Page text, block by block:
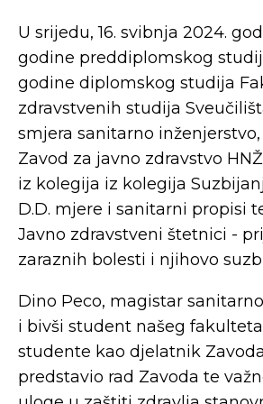
U srijedu, 16. svibnja 2024.
godine preddiplomskog
godine diplomskog studija
zdravstvenih studija
smjera sanitarno
Zavod za javno zdravstvo
iz kolegija iz kolegija
D.D. mjere i sanitarni propisi
Javno zdravstveni štetnici -
zaraznih bolesti i njihovo
Dino Peco, magistar
i bivši student našeg
studente kao djelatnik
predstavio rad Zavoda te